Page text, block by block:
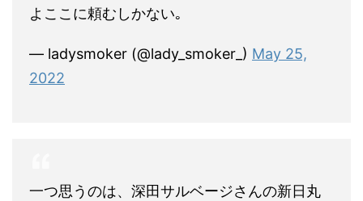
よここに頼むしかない｡
— ladysmoker (@lady_smoker_) May 25,
2022
一つ思うのは、深田サルベージさんの新日丸